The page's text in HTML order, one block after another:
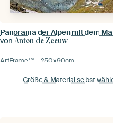
Panorama der Alpen mit dem
vonAnton de Zeeuw
ArtFrame™ –250×90cm
Größe & Material selbst